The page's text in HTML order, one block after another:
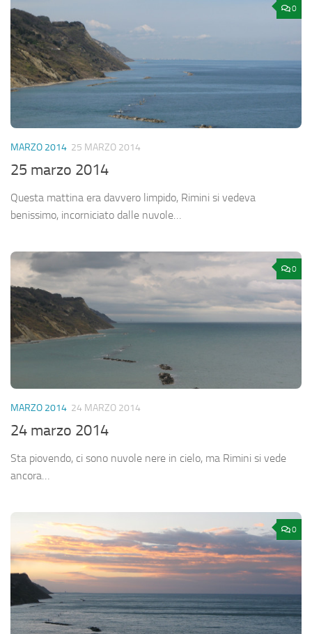
0
MARZO 2014 25 MARZO 2014
25 marzo 2014
Questa mattina era davvero limpido, Rimini si vedeva
benissimo, incorniciato dalle nuvole…
0
MARZO 2014 24 MARZO 2014
24 marzo 2014
Sta piovendo, ci sono nuvole nere in cielo, ma Rimini si vede
ancora…
0